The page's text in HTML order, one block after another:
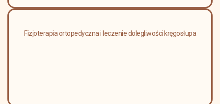
Fizjoterapia ortopedyczna i leczenie dolegliwości kręgosłupa